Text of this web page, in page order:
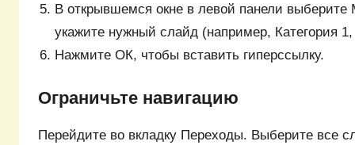
В открывшемся окне в левой панели выберите
укажите нужный слайд (например, Категория
Нажмите ОК, чтобы вставить гиперссылку.
Ограничьте навигацию
Перейдите во вкладку Переходы. Выберите все